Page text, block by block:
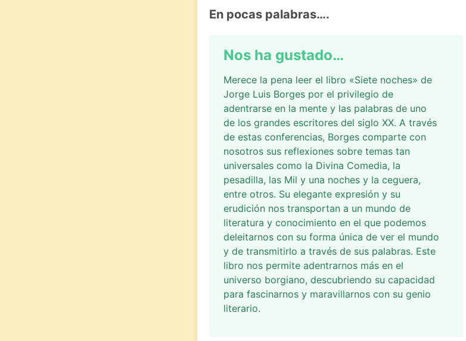
En pocas palabras….
Nos ha gustado…
Merece la pena leer el libro «Siete noches» de
Jorge Luis Borges por el privilegio de
adentrarse en la mente y las palabras de uno
de los grandes escritores del siglo XX. A través
de estas conferencias, Borges comparte con
nosotros sus reflexiones sobre temas tan
universales como la Divina Comedia, la
pesadilla, las Mil y una noches y la ceguera,
entre otros. Su elegante expresión y su
erudición nos transportan a un mundo de
literatura y conocimiento en el que podemos
deleitarnos con su forma única de ver el mundo
y de transmitirlo a través de sus palabras. Este
libro nos permite adentrarnos más en el
universo borgiano, descubriendo su capacidad
para fascinarnos y maravillarnos con su genio
literario.